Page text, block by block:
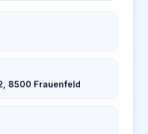
8500 Frauenfeld